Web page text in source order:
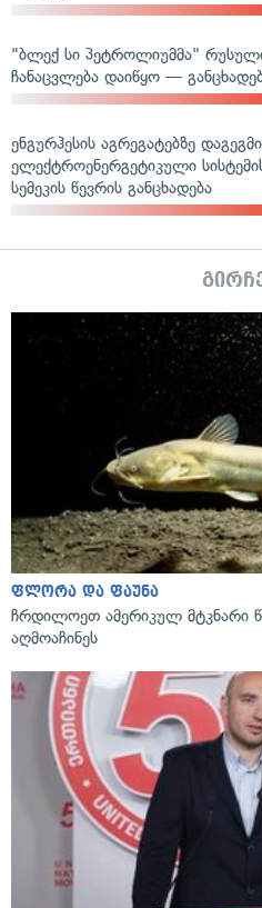
"ბლექ სი პეტროლიუმმა"
ჩანაცვლება დაიწყო —
ენგურჰესის აგრეგატებზე
ელექტროენერგეტიკული
სემეკის წევრის განცხადება
ფლორა და ფაუნა
ჩრდილოეთ ამერიკულ მტკნარი
აღმოაჩინეს